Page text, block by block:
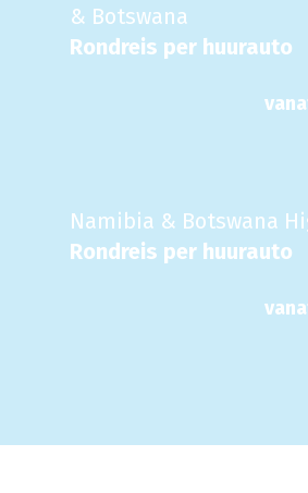
& Botswana
Rondreis per huurauto
Namibia & Botswana
Rondreis per huurauto